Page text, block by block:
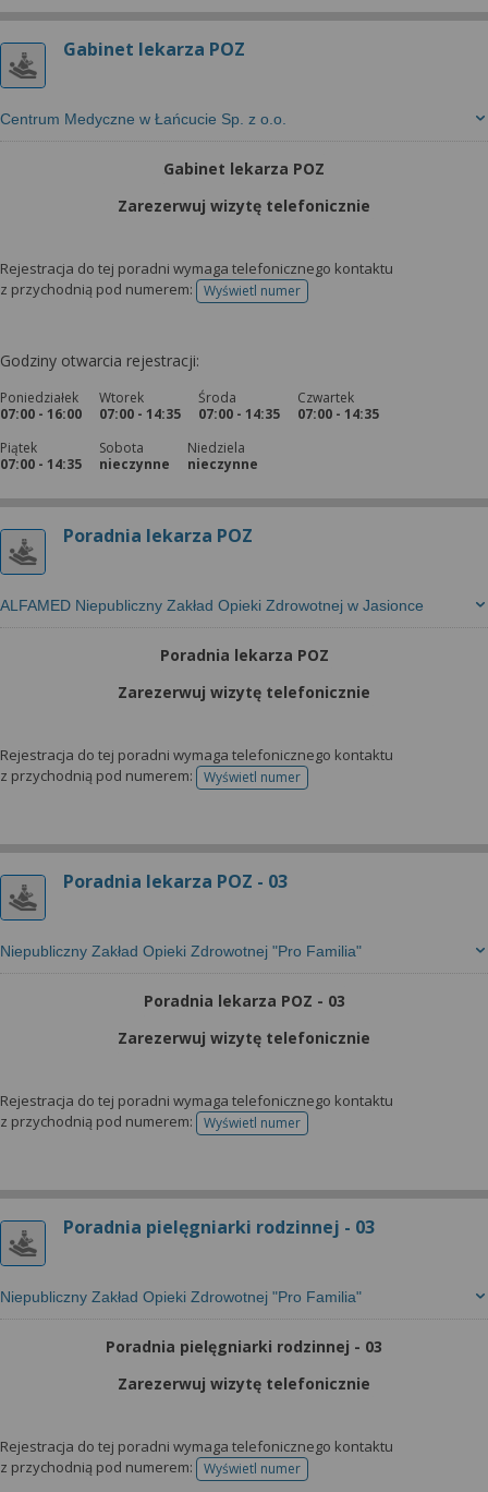
Gabinet lekarza POZ
Centrum Medyczne w Łańcucie Sp. z o.o.
Gabinet lekarza POZ
Zarezerwuj wizytę telefonicznie
Rejestracja do tej poradni wymaga telefonicznego kontaktu
z przychodnią pod numerem:
Wyświetl numertelefonu do rejestracji
Godziny otwarcia rejestracji:
Poniedziałek
07:00 - 16:00
Wtorek
07:00 - 14:35
Środa
07:00 - 14:35
Czwartek
07:00 - 14:35
Piątek
07:00 - 14:35
Sobota
nieczynne
Niedziela
nieczynne
Poradnia lekarza POZ
ALFAMED Niepubliczny Zakład Opieki Zdrowotnej w Jasionce
Poradnia lekarza POZ
Zarezerwuj wizytę telefonicznie
Rejestracja do tej poradni wymaga telefonicznego kontaktu
z przychodnią pod numerem:
Wyświetl numertelefonu do rejestracji
Poradnia lekarza POZ - 03
Niepubliczny Zakład Opieki Zdrowotnej "Pro Familia"
Poradnia lekarza POZ - 03
Zarezerwuj wizytę telefonicznie
Rejestracja do tej poradni wymaga telefonicznego kontaktu
z przychodnią pod numerem:
Wyświetl numertelefonu do rejestracji
Poradnia pielęgniarki rodzinnej - 03
Niepubliczny Zakład Opieki Zdrowotnej "Pro Familia"
Poradnia pielęgniarki rodzinnej - 03
Zarezerwuj wizytę telefonicznie
Rejestracja do tej poradni wymaga telefonicznego kontaktu
z przychodnią pod numerem:
Wyświetl numertelefonu do rejestracji